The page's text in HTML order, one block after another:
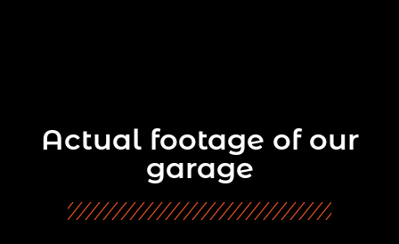
Actual footage of our
garage